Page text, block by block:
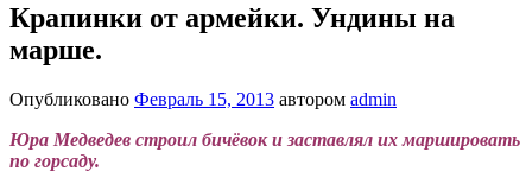
Крапинки от армейки. Ундины на
марше.
Опубликовано Февраль 15, 2013 автором admin
Юра Медведев строил бичёвок и заставлял их маршировать
по горсаду.